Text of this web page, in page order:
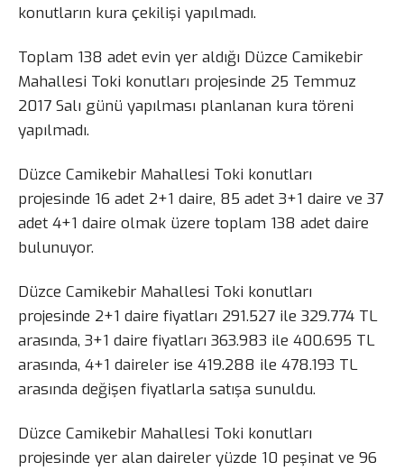
konutların kura çekilişi yapılmadı.
Toplam 138 adet evin yer aldığı Düzce Camikebir
Mahallesi Toki konutları projesinde 25 Temmuz
2017 Salı günü yapılması planlanan kura töreni
yapılmadı.
Düzce Camikebir Mahallesi Toki konutları
projesinde 16 adet 2+1 daire, 85 adet 3+1 daire ve 37
adet 4+1 daire olmak üzere toplam 138 adet daire
bulunuyor.
Düzce Camikebir Mahallesi Toki konutları
projesinde 2+1 daire fiyatları 291.527 ile 329.774 TL
arasında, 3+1 daire fiyatları 363.983 ile 400.695 TL
arasında, 4+1 daireler ise 419.288 ile 478.193 TL
arasında değişen fiyatlarla satışa sunuldu.
Düzce Camikebir Mahallesi Toki konutları
projesinde yer alan daireler yüzde 10 peşinat ve 96